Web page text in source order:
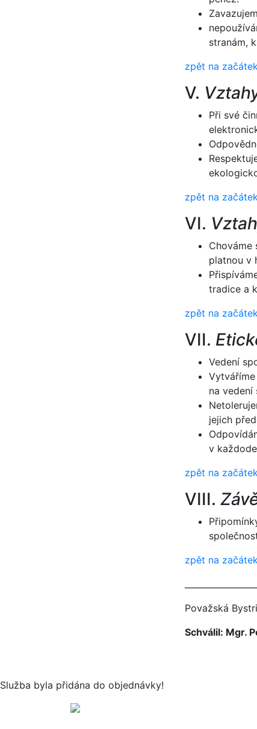
stranám,
zpět na
V.
Při své
zpět na
VI.
Chováme
platnou v
tradice a
zpět na
VII.
Vedení
na
jejich
v
zpět na
VIII.
zpět na
Považská
Schválil: Mgr.
Služba byla přidána do objednávky!